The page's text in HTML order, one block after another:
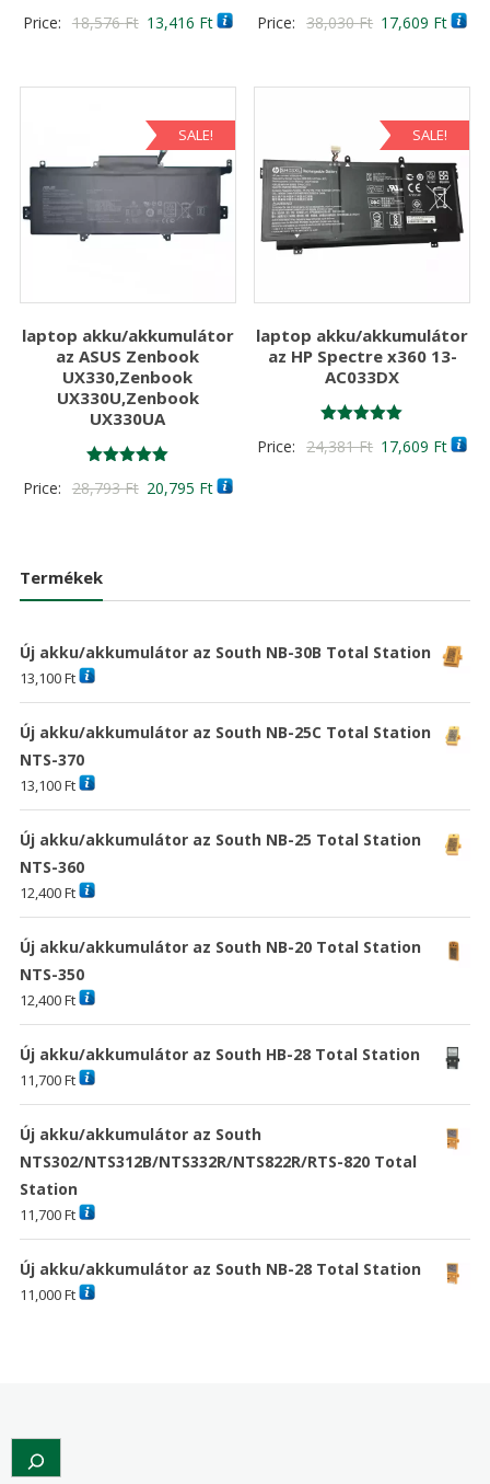
5.00
Price: 18,576Ft Original
13,416 FtCurrent
4.00
Price: 38,030Ft Original
17,609 Ft
SALE!
laptop akku/akkumulátor
az ASUS Zenbook
UX330,Zenbook
UX330U,Zenbook
UX330UA
5.00
Price: 28,793Ft Original
20,795 FtCurrent
SALE!
laptop akku/akkumulátor
az HP Spectre x360 13-
AC033DX
5.00
Price: 24,381Ft Original
17,609 Ft
Termékek
Új akku/akkumulátor az South NB-30B Total Station
13,100Ft
Új akku/akkumulátor az South NB-25C Total Station
NTS-370
13,100Ft
Új akku/akkumulátor az South NB-25 Total Station
NTS-360
12,400Ft
Új akku/akkumulátor az South NB-20 Total Station
NTS-350
12,400Ft
Új akku/akkumulátor az South HB-28 Total Station
11,700Ft
Új akku/akkumulátor az South
NTS302/NTS312B/NTS332R/NTS822R/RTS-820 Total
Station
11,700Ft
Új akku/akkumulátor az South NB-28 Total Station
11,000Ft
Search